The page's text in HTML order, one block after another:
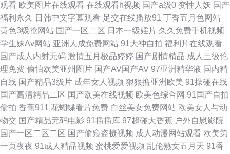
天堂网205 91秘片网站 岛国电影 黄色苍库 超碰大掉 色在线亚洲天堂 男人天
堂α www操欧美 国产超碰人人肏 91爱搞屄 97超碰人人操 欧日韩成人免费黄
网站 影音先锋色情五月 99成人五码人妻 国产豆花在线操 中文字幕的91 91
伊人网在线 后入丰满洋妞 日韩精品2 天天干天天做天天日 影音先锋每日AV
福利成人AV导航 丁香美女社区 四虎国产精品一区 91在线视频新网址 欧美人
妖系列 91大师 大香蕉在58 欧美性爱一区在线播放 91国产ts 久久之久久 91
观看 欧美图片在线观看 在线观看h视频 国产a级0 变性人妖 国产
福利永久
日韩中文字幕观看 足交在线播放91 丁香五月色网站
黄色3级抢网站 国产一区二区 日本一级婬片 久久免费手机视频
学生妹Av网站 亚洲人成免费网站 91大神自拍 福利片在线观看
国产成人内射无码 激情五月极品婷婷 国产剧情精品 成人三级伦
理免费 偷怕欧美亚州图片 国产AV国产AV 97亚洲精华液 国内精
自线 国产精品3级片 成年女人视频 狠狠撸亚洲欧美 91操碰在线
国产高清精品二区 国产欧美在线视频 欧美色综合网 91国产自拍
偷拍 香蕉911 花蝴蝶看片免费 白丝美女免费网站 欧美女人与动
物交 国产精品无码电影 91插插库 97超碰大香蕉 户外自慰影院
国产一区二区二区 国产偷窥盗摄视频 成人动漫网站观看 欧美第
一页夜夜 91成人精品视频 蜜桃爱爱视频 乱伦熟女五月天 91香